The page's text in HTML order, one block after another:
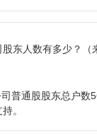
东人数有多少？
普通股股东总户数
。